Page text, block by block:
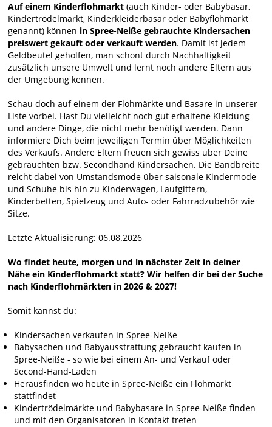
Auf einem Kinderflohmarkt (auch Kinder- oder Babybasar,
Kindertrödelmarkt, Kinderkleiderbasar oder Babyflohmarkt
genannt) können in Spree-Neiße gebrauchte Kindersachen
preiswert gekauft oder verkauft werden. Damit ist jedem
Geldbeutel geholfen, man schont durch Nachhaltigkeit
zusätzlich unsere Umwelt und lernt noch andere Eltern aus
der Umgebung kennen.
Schau doch auf einem der Flohmärkte und Basare in unserer
Liste vorbei. Hast Du vielleicht noch gut erhaltene Kleidung
und andere Dinge, die nicht mehr benötigt werden. Dann
informiere Dich beim jeweiligen Termin über Möglichkeiten
des Verkaufs. Andere Eltern freuen sich gewiss über Deine
gebrauchten bzw. Secondhand Kindersachen. Die Bandbreite
reicht dabei von Umstandsmode über saisonale Kindermode
und Schuhe bis hin zu Kinderwagen, Laufgittern,
Kinderbetten, Spielzeug und Auto- oder Fahrradzubehör wie
Sitze.
Letzte Aktualisierung: 06.08.2026
Wo findet heute, morgen und in nächster Zeit in deiner
Nähe ein Kinderflohmarkt statt? Wir helfen dir bei der Suche
nach Kinderflohmärkten in 2026 & 2027!
Somit kannst du:
Kindersachen verkaufen in Spree-Neiße
Babysachen und Babyausstrattung gebraucht kaufen in
Spree-Neiße - so wie bei einem An- und Verkauf oder
Second-Hand-Laden
Herausfinden wo heute in Spree-Neiße ein Flohmarkt
stattfindet
Kindertrödelmärkte und Babybasare in Spree-Neiße finden
und mit den Organisatoren in Kontakt treten